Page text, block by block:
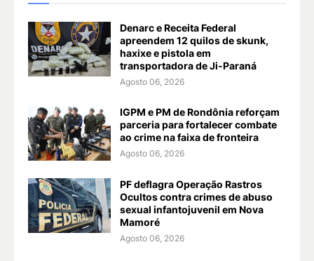
Denarc e Receita Federal
apreendem 12 quilos de skunk,
haxixe e pistola em
transportadora de Ji-Paraná
Agosto 06, 2026
IGPM e PM de Rondônia reforçam
parceria para fortalecer combate
ao crime na faixa de fronteira
Agosto 06, 2026
PF deflagra Operação Rastros
Ocultos contra crimes de abuso
sexual infantojuvenil em Nova
Mamoré
Agosto 06, 2026